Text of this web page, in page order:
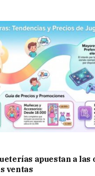
apuestan a las
ventas